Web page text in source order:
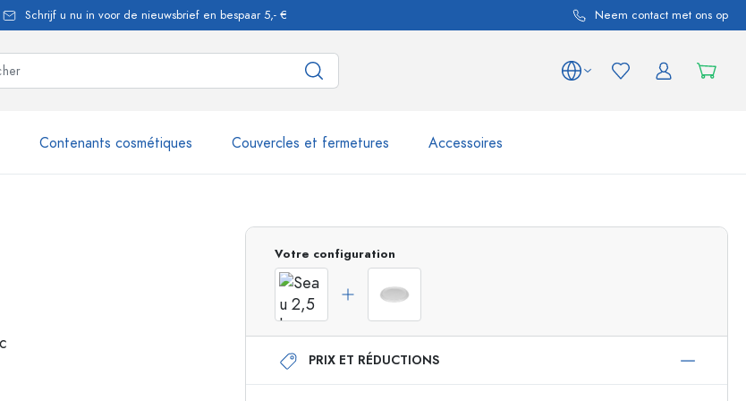
Schrijf u nu in voor de nieuwsbrief en bespaar 5,- € Neem contact met ons op
Contenants cosmétiques Couvercles et fermetures Accessoires
Flacons airless
Flacons Roll-on
Bocaux
Votre configuration
PRIX ET RÉDUCTIONS